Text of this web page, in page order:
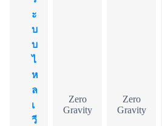
ะ
บ
บ
ไ
ห
ล
เ
วี
Zero
Gravity
Zero
Gravity